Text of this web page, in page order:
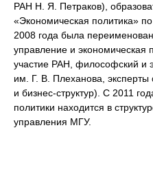
РАН Н. Я. Петраков),
«Экономическая политика»
2008 года была
управление и экономическая
участие РАН, философский и
им. Г. В. Плеханова, эксперты
и бизнес-структур). С 2011
политики находится в
управления МГУ.